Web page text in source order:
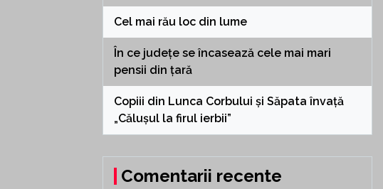
Cel mai rău loc din lume
În ce județe se încasează cele mai mari
pensii din țară
Copiii din Lunca Corbului și Săpata învață
„Călușul la firul ierbii”
Comentarii recente